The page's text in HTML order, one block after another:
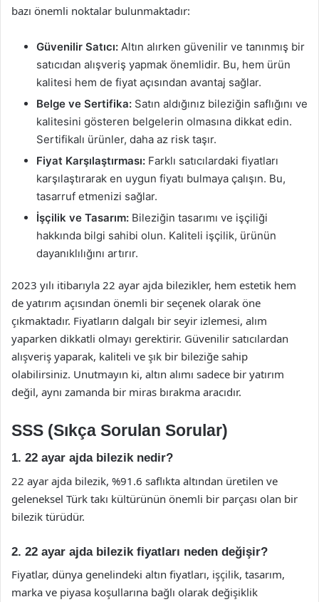
bazı önemli noktalar bulunmaktadır:
Güvenilir Satıcı: Altın alırken güvenilir ve tanınmış bir
satıcıdan alışveriş yapmak önemlidir. Bu, hem ürün
kalitesi hem de fiyat açısından avantaj sağlar.
Belge ve Sertifika: Satın aldığınız bileziğin saflığını ve
kalitesini gösteren belgelerin olmasına dikkat edin.
Sertifikalı ürünler, daha az risk taşır.
Fiyat Karşılaştırması: Farklı satıcılardaki fiyatları
karşılaştırarak en uygun fiyatı bulmaya çalışın. Bu,
tasarruf etmenizi sağlar.
İşçilik ve Tasarım: Bileziğin tasarımı ve işçiliği
hakkında bilgi sahibi olun. Kaliteli işçilik, ürünün
dayanıklılığını artırır.
2023 yılı itibarıyla 22 ayar ajda bilezikler, hem estetik hem
de yatırım açısından önemli bir seçenek olarak öne
çıkmaktadır. Fiyatların dalgalı bir seyir izlemesi, alım
yaparken dikkatli olmayı gerektirir. Güvenilir satıcılardan
alışveriş yaparak, kaliteli ve şık bir bileziğe sahip
olabilirsiniz. Unutmayın ki, altın alımı sadece bir yatırım
değil, aynı zamanda bir miras bırakma aracıdır.
SSS (Sıkça Sorulan Sorular)
1. 22 ayar ajda bilezik nedir?
22 ayar ajda bilezik, %91.6 saflıkta altından üretilen ve
geleneksel Türk takı kültürünün önemli bir parçası olan bir
bilezik türüdür.
2. 22 ayar ajda bilezik fiyatları neden değişir?
Fiyatlar, dünya genelindeki altın fiyatları, işçilik, tasarım,
marka ve piyasa koşullarına bağlı olarak değişiklik